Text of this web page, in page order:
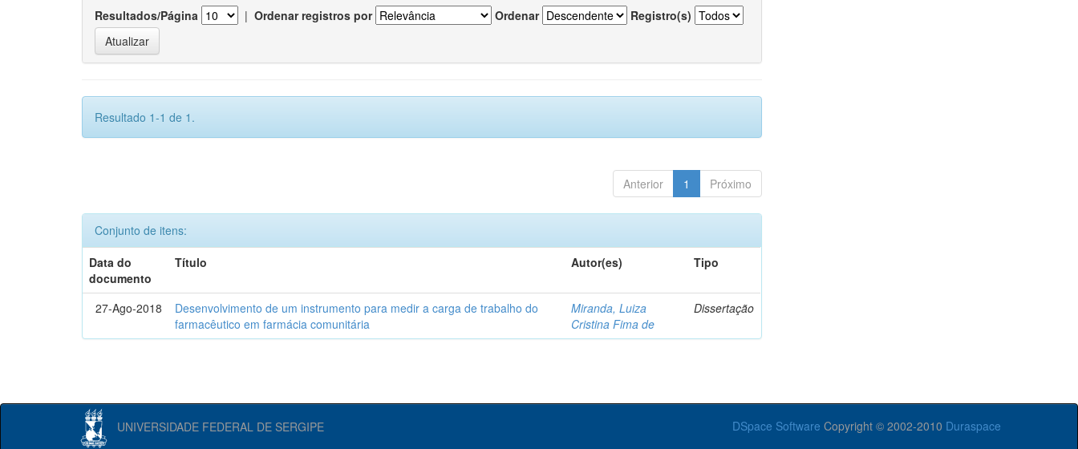
Resultados/Página | Ordenar registros por Ordenar Registro(s)
Resultado 1-1 de 1.
Anterior 1 Próximo
Conjunto de itens:
Data do
documento
Título Autor(es) Tipo
27-Ago-2018
Desenvolvimento de um instrumento para medir a carga de trabalho do
farmacêutico em farmácia comunitária
Miranda, Luiza
Cristina Fima de
Dissertação
UNIVERSIDADE FEDERAL DE SERGIPE DSpace Software Copyright © 2002-2010 Duraspace